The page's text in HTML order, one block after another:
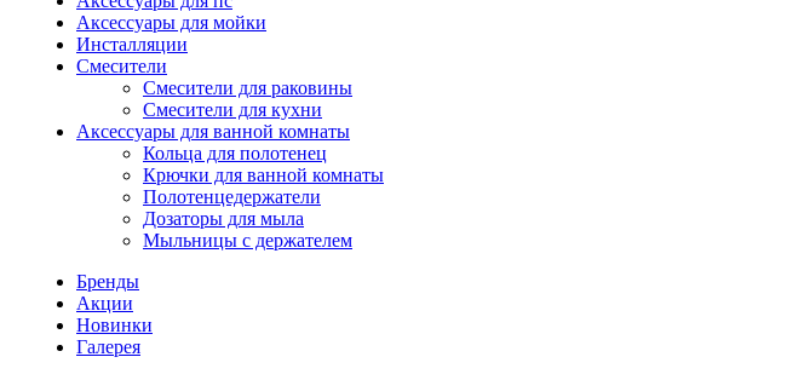
Аксессуары для мойки
Инсталляции
Смесители
Смесители для раковины
Смесители для кухни
Аксессуары для ванной комнаты
Кольца для полотенец
Крючки для ванной комнаты
Полотенцедержатели
Дозаторы для мыла
Мыльницы с держателем
Бренды
Акции
Новинки
Галерея